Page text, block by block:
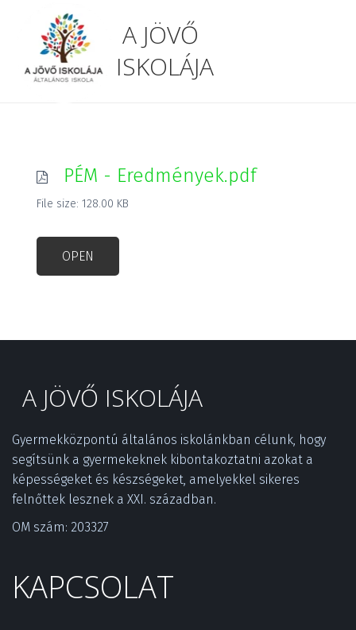
A JÖVŐ
ISKOLÁJA
PÉM - Eredmények.pdf
File size: 128.00 KB
OPEN
A JÖVŐ ISKOLÁJA
Gyermekközpontú általános iskolánkban célunk, hogy
segítsünk a gyermekeknek kibontakoztatni azokat a
képességeket és készségeket, amelyekkel sikeres
felnőttek lesznek a XXI. században.­
OM szám: 203327
KAPCSOLAT